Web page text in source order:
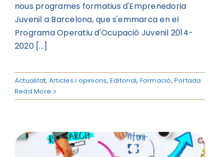
nous programes formatius d'Emprenedoria
Juvenil a Barcelona, ​​que s'emmarca en el
Programa Operatiu d'Ocupació Juvenil 2014-
2020 [...]
Actualitat, Articles i opinions, Editorial, Formació, Portada
Read More